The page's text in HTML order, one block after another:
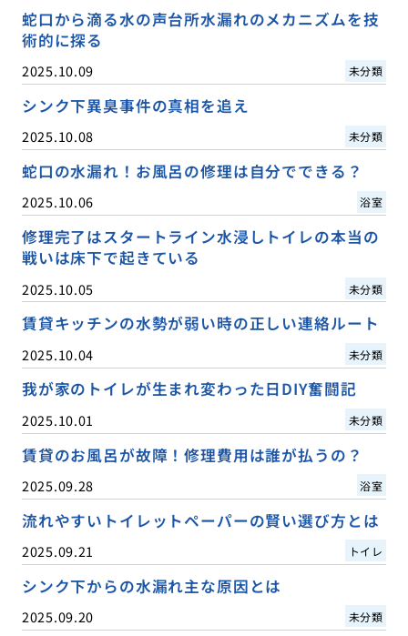
蛇口から滴る水の声台所水漏れのメカニズムを技
術的に探る
2025.10.09 未分類
シンク下異臭事件の真相を追え
2025.10.08 未分類
蛇口の水漏れ！お風呂の修理は自分でできる？
2025.10.06 浴室
修理完了はスタートライン水浸しトイレの本当の
戦いは床下で起きている
2025.10.05 未分類
賃貸キッチンの水勢が弱い時の正しい連絡ルート
2025.10.04 未分類
我が家のトイレが生まれ変わった日DIY奮闘記
2025.10.01 未分類
賃貸のお風呂が故障！修理費用は誰が払うの？
2025.09.28 浴室
流れやすいトイレットペーパーの賢い選び方とは
2025.09.21 トイレ
シンク下からの水漏れ主な原因とは
2025.09.20 未分類